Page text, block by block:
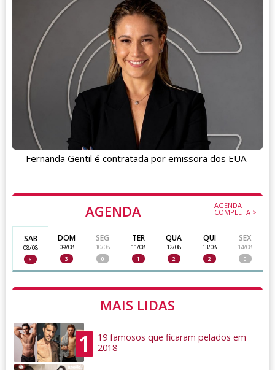
AGENDA AGENDA
COMPLETA >
SAB
08/08
6
DOM
09/08
3
SEG
10/08
0
TER
11/08
1
QUA
12/08
2
QUI
13/08
2
SEX
14/08
0
MAIS LIDAS
1
19 famosos que ficaram pelados em
2018
Fernanda Gentil é contratada por emissora dos EUA